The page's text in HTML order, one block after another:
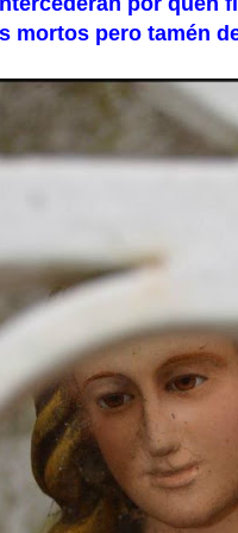
mortos pero tamén